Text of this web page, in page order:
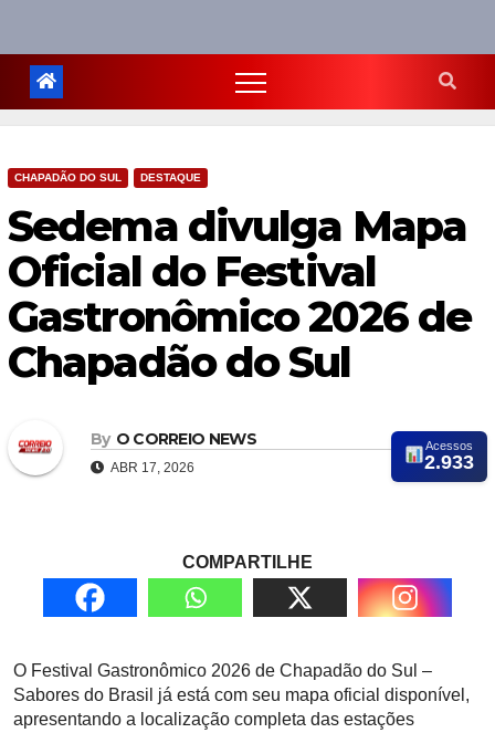
CHAPADÃO DO SUL DESTAQUE
Sedema divulga Mapa
Oficial do Festival
Gastronômico 2026 de
Chapadão do Sul
By O CORREIO NEWS
ABR 17, 2026
Acessos
2.933
COMPARTILHE
O Festival Gastronômico 2026 de Chapadão do Sul –
Sabores do Brasil já está com seu mapa oficial disponível,
apresentando a localização completa das estações